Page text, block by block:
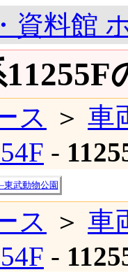
資料館
ス ＞ 車
-
武動物公園
ス ＞ 車
-